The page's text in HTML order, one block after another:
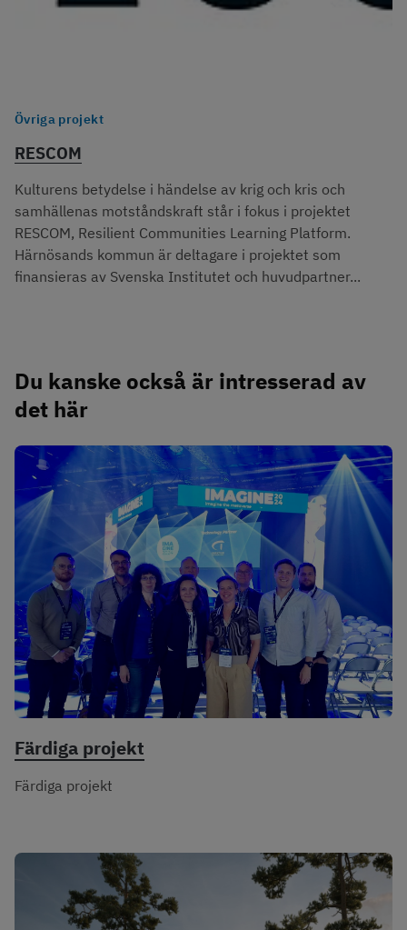
Övriga projekt
RESCOM
Kulturens betydelse i händelse av krig och kris och
samhällenas motståndskraft står i fokus i projektet
RESCOM, Resilient Communities Learning Platform.
Härnösands kommun är deltagare i projektet som
finansieras av Svenska Institutet och huvudpartner...
Du kanske också är intresserad av
det här
Färdiga projekt
Färdiga projekt